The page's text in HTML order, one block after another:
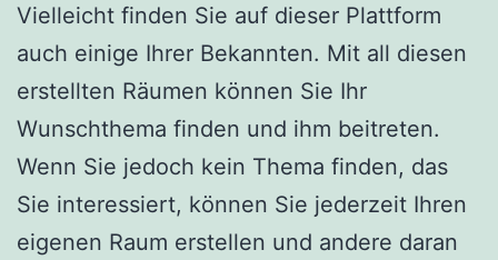
Vielleicht finden Sie auf dieser Plattform
auch einige Ihrer Bekannten. Mit all diesen
erstellten Räumen können Sie Ihr
Wunschthema finden und ihm beitreten.
Wenn Sie jedoch kein Thema finden, das
Sie interessiert, können Sie jederzeit Ihren
eigenen Raum erstellen und andere daran